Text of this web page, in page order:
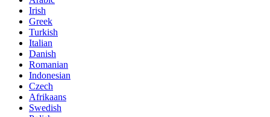
Irish
Greek
Turkish
Italian
Danish
Romanian
Indonesian
Czech
Afrikaans
Swedish